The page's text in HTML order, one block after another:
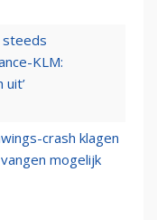
steeds
KLM:
uit’
crash klagen
mogelijk